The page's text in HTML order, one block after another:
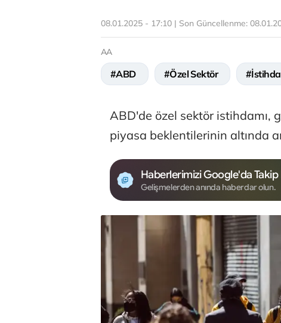
08.01.2025 - 17:10 | Son Güncellenme:
AA
#ABD #Özel Sektör
ABD'de özel sektör istihdamı,
piyasa beklentilerinin altında
Haberlerimizi Google'da Takip
Gelişmelerden anında haberdar olun.